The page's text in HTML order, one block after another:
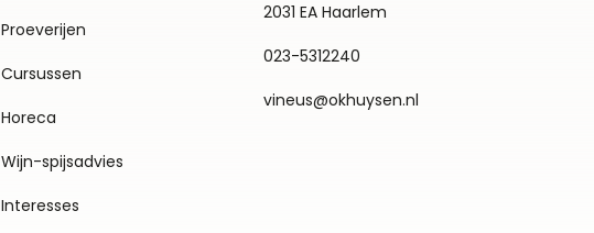
Proeverijen
Cursussen
Horeca
Wijn-spijsadvies
Interesses
2031 EA Haarlem
023-5312240
vineus@okhuysen.nl